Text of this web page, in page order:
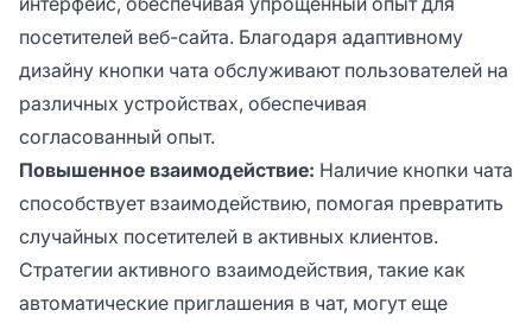
посетителей веб-сайта. Благодаря адаптивному
дизайну кнопки чата обслуживают пользователей на
различных устройствах, обеспечивая
согласованный опыт.
Повышенное взаимодействие: Наличие кнопки чата
способствует взаимодействию, помогая превратить
случайных посетителей в активных клиентов.
Стратегии активного взаимодействия, такие как
автоматические приглашения в чат, могут еще